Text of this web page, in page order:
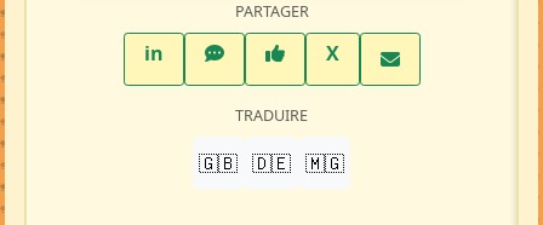
PARTAGER
inLinkedInWhatsAppFacebook
XTwitter X
TRADUIRE
🇬🇧 🇩🇪 🇲🇬